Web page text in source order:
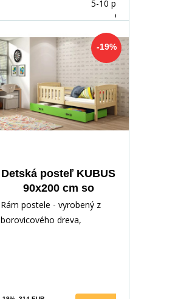
5-10 prac.
dnů
-19%
Detská posteľ KUBUS
90x200 cm so
zásuvkou, s
matracom,
Rám postele - vyrobený z
borovicového dreva,